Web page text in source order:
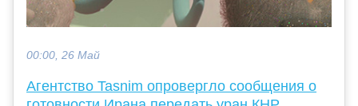
00:00, 26 Май
Агентство Tasnim опровергло сообщения о